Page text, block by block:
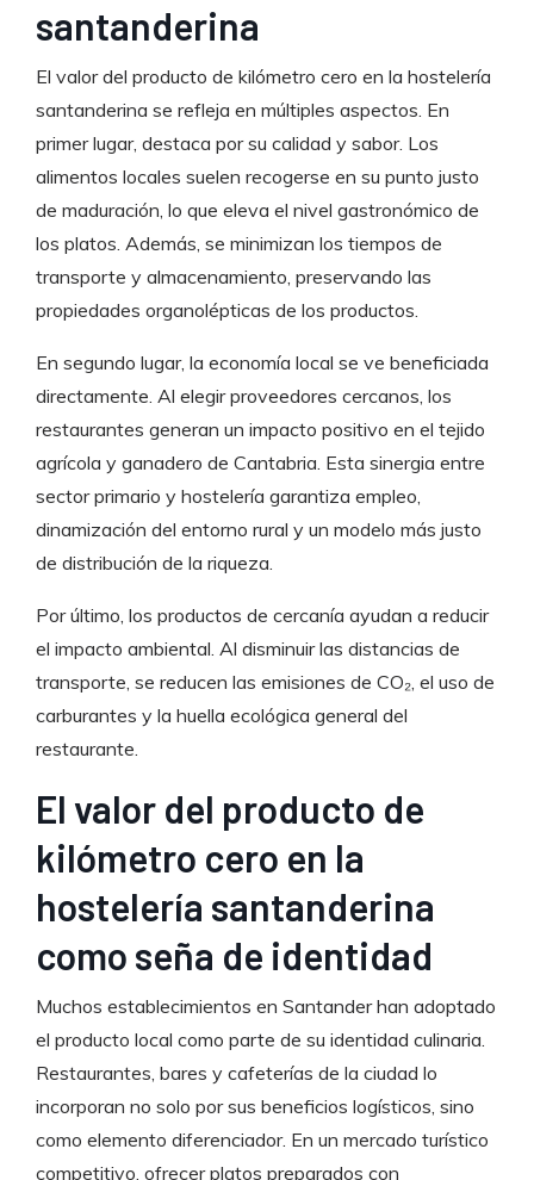
santanderina
El valor del producto de kilómetro cero en la hostelería
santanderina se refleja en múltiples aspectos. En
primer lugar, destaca por su calidad y sabor. Los
alimentos locales suelen recogerse en su punto justo
de maduración, lo que eleva el nivel gastronómico de
los platos. Además, se minimizan los tiempos de
transporte y almacenamiento, preservando las
propiedades organolépticas de los productos.
En segundo lugar, la economía local se ve beneficiada
directamente. Al elegir proveedores cercanos, los
restaurantes generan un impacto positivo en el tejido
agrícola y ganadero de Cantabria. Esta sinergia entre
sector primario y hostelería garantiza empleo,
dinamización del entorno rural y un modelo más justo
de distribución de la riqueza.
Por último, los productos de cercanía ayudan a reducir
el impacto ambiental. Al disminuir las distancias de
transporte, se reducen las emisiones de CO₂, el uso de
carburantes y la huella ecológica general del
restaurante.
El valor del producto de
kilómetro cero en la
hostelería santanderina
como seña de identidad
Muchos establecimientos en Santander han adoptado
el producto local como parte de su identidad culinaria.
Restaurantes, bares y cafeterías de la ciudad lo
incorporan no solo por sus beneficios logísticos, sino
como elemento diferenciador. En un mercado turístico
competitivo, ofrecer platos preparados con